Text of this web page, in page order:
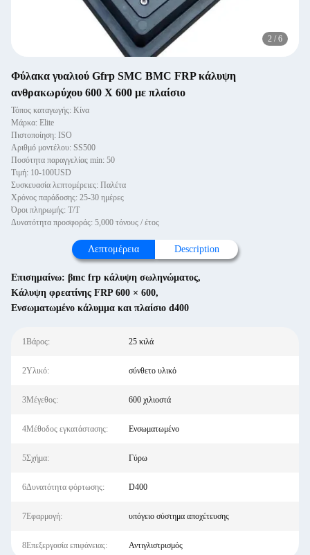
2 / 6
Φύλακα γυαλιού Gfrp SMC BMC FRP κάλυψη
ανθρακωρύχου 600 X 600 με πλαίσιο
Τόπος καταγωγής: Κίνα
Μάρκα: Elite
Πιστοποίηση: ISO
Αριθμό μοντέλου: SS500
Ποσότητα παραγγελίας min: 50
Τιμή: 10-100USD
Συσκευασία λεπτομέρειες: Παλέτα
Χρόνος παράδοσης: 25-30 ημέρες
Όροι πληρωμής: Τ/Τ
Δυνατότητα προσφοράς: 5,000 τόνους / έτος
Λεπτομέρεια Description
Επισημαίνω: βmc frp κάλυψη σωληνώματος,
Κάλυψη φρεατίνης FRP 600 × 600,
Ενσωματωμένο κάλυμμα και πλαίσιο d400
1Βάρος: 25 κιλά
2Υλικό: σύνθετο υλικό
3Μέγεθος: 600 χιλιοστά
4Μέθοδος εγκατάστασης: Ενσωματωμένο
5Σχήμα: Γύρω
6Δυνατότητα φόρτωσης: D400
7Εφαρμογή: υπόγειο σύστημα αποχέτευσης
8Επεξεργασία επιφάνειας: Αντιγλιστρισμός